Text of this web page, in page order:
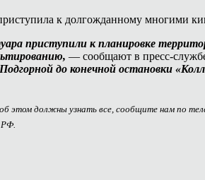
к долгожданному многими
приступили к планировке
— сообщают в пресс-
до конечной остановки
этом должны узнать все, сообщите нам по
РФ.